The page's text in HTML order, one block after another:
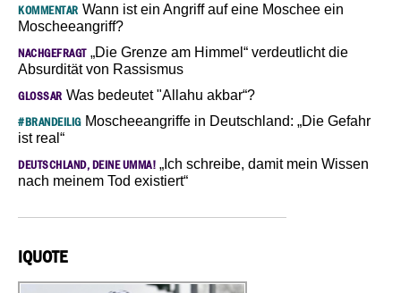
KOMMENTAR Wann ist ein Angriff auf eine Moschee ein
Moscheeangriff?
NACHGEFRAGT„Die Grenze am Himmel“ verdeutlicht die
Absurdität von Rassismus
GLOSSAR Was bedeutet "Allahu akbar“?
#BRANDEILIGMoscheeangriffe in Deutschland: „Die Gefahr
ist real“
DEUTSCHLAND, DEINE UMMA! „Ich schreibe, damit mein Wissen
nach meinem Tod existiert“
IQUOTE